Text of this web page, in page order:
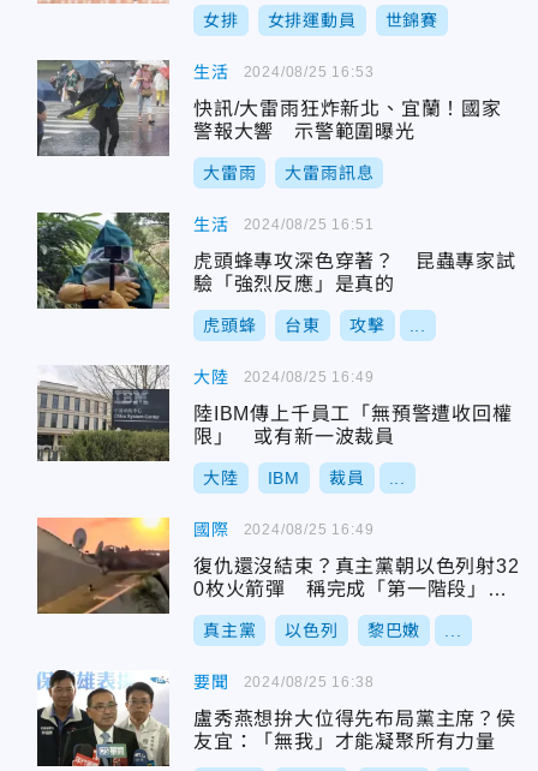
女排 女排運動員 世錦賽
生活
快訊/大雷雨狂炸新北、宜蘭！國家
警報大響 示警範圍曝光
大雷雨 大雷雨訊息
2024/08/25 16:53
生活
虎頭蜂專攻深色穿著？ 昆蟲專家試
驗「強烈反應」是真的
虎頭蜂 台東 攻擊
2024/08/25 16:51
大陸
陸IBM傳上千員工「無預警遭收回權
限」 或有新一波裁員
大陸 IBM 裁員
2024/08/25 16:49
國際
復仇還沒結束？真主黨朝以色列射32
0枚火箭彈 稱完成「第一階段」行
動
真主黨 以色列 黎巴嫩
2024/08/25 16:49
要聞
盧秀燕想拚大位得先布局黨主席？侯
友宜：「無我」才能凝聚所有力量
2024/08/25 16:38